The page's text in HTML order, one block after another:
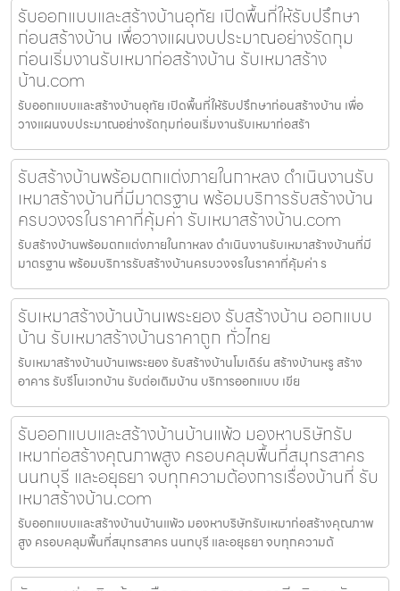
รับออกแบบและสร้างบ้านอุทัย เปิดพื้นที่ให้รับปรึกษา
ก่อนสร้างบ้าน เพื่อวางแผนงบประมาณอย่างรัดกุม
ก่อนเริ่มงานรับเหมาก่อสร้างบ้าน รับเหมาสร้าง
บ้าน.com
รับออกแบบและสร้างบ้านอุทัย เปิดพื้นที่ให้รับปรึกษาก่อนสร้างบ้าน เพื่อ
วางแผนงบประมาณอย่างรัดกุมก่อนเริ่มงานรับเหมาก่อสร้า
รับสร้างบ้านพร้อมตกแต่งภายในกาหลง ดำเนินงานรับ
เหมาสร้างบ้านที่มีมาตรฐาน พร้อมบริการรับสร้างบ้าน
ครบวงจรในราคาที่คุ้มค่า รับเหมาสร้างบ้าน.com
รับสร้างบ้านพร้อมตกแต่งภายในกาหลง ดำเนินงานรับเหมาสร้างบ้านที่มี
มาตรฐาน พร้อมบริการรับสร้างบ้านครบวงจรในราคาที่คุ้มค่า ร
รับเหมาสร้างบ้านบ้านเพระยอง รับสร้างบ้าน ออกแบบ
บ้าน รับเหมาสร้างบ้านราคาถูก ทั่วไทย
รับเหมาสร้างบ้านบ้านเพระยอง รับสร้างบ้านโมเดิร์น สร้างบ้านหรู สร้าง
อาคาร รับรีโนเวทบ้าน รับต่อเติมบ้าน บริการออกแบบ เขีย
รับออกแบบและสร้างบ้านบ้านแพ้ว มองหาบริษัทรับ
เหมาก่อสร้างคุณภาพสูง ครอบคลุมพื้นที่สมุทรสาคร
นนทบุรี และอยุธยา จบทุกความต้องการเรื่องบ้านที่ รับ
เหมาสร้างบ้าน.com
รับออกแบบและสร้างบ้านบ้านแพ้ว มองหาบริษัทรับเหมาก่อสร้างคุณภาพ
สูง ครอบคลุมพื้นที่สมุทรสาคร นนทบุรี และอยุธยา จบทุกความต้